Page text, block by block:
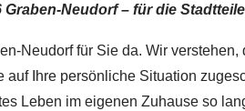
Neudorf – für die
Neudorf für Sie da. Wir
Ihre persönliche Situation
Leben im eigenen Zuhause so